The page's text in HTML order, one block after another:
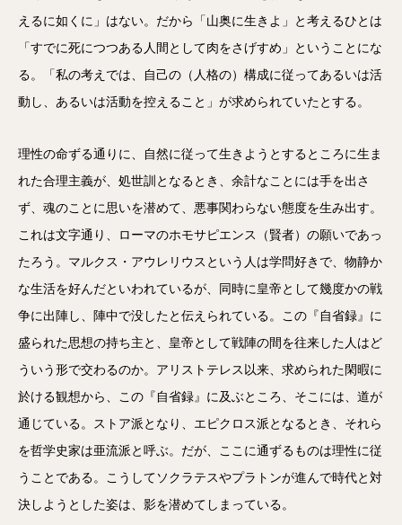
えるに如くに」はない。だから「山奥に生きよ」と考えるひとは
「すでに死につつある人間として肉をさげすめ」ということにな
る。「私の考えでは、自己の（人格の）構成に従ってあるいは活
動し、あるいは活動を控えること」が求められていたとする。
理性の命ずる通りに、自然に従って生きようとするところに生ま
れた合理主義が、処世訓となるとき、余計なことには手を出さ
ず、魂のことに思いを潜めて、悪事関わらない態度を生み出す。
これは文字通り、ローマのホモサピエンス（賢者）の願いであっ
たろう。マルクス・アウレリウスという人は学問好きで、物静か
な生活を好んだといわれているが、同時に皇帝として幾度かの戦
争に出陣し、陣中で没したと伝えられている。この『自省録』に
盛られた思想の持ち主と、皇帝として戦陣の間を往来した人はど
ういう形で交わるのか。アリストテレス以来、求められた閑暇に
於ける観想から、この『自省録』に及ぶところ、そこには、道が
通じている。ストア派となり、エピクロス派となるとき、それら
を哲学史家は亜流派と呼ぶ。だが、ここに通ずるものは理性に従
うことである。こうしてソクラテスやプラトンが進んで時代と対
決しようとした姿は、影を潜めてしまっている。